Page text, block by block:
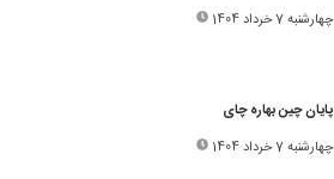
چهارشنبه 7 خرداد 1404
پایان چین بهاره چای
چهارشنبه 7 خرداد 1404